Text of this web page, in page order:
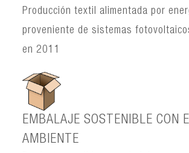
Producción textil alimentada por
proveniente de sistemas
en 2011
EMBALAJE SOSTENIBLE CON
AMBIENTE